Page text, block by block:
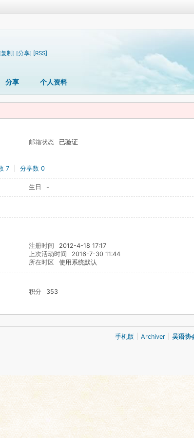
[复制] [分享] [RSS]
分享 个人资料
邮箱状态
已验证
7 分享数 0
生日 -
注册时间
2012-4-18 17:17
上次活动时间
2016-7-30 11:44
所在时区 使用系统默认
积分
353
手机版 Archiver 吴语协